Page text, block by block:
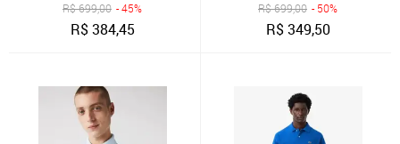
R$699,00 - 45%
R$384,45
R$699,00 - 50%
R$349,50